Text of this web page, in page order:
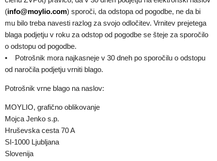
(info@moylio.com) sporoči, da odstopa od pogodbe, ne da bi
mu bilo treba navesti razlog za svojo odločitev. Vrnitev prejetega
blaga podjetju v roku za odstop od pogodbe se šteje za sporočilo
o odstopu od pogodbe.
• Potrošnik mora najkasneje v 30 dneh po sporočilu o odstopu
od naročila podjetju vrniti blago.
Potrošnik vrne blago na naslov:
MOYLIO, grafično oblikovanje
Mojca Jenko s.p.
Hruševska cesta 70 A
SI-1000 Ljubljana
Slovenija